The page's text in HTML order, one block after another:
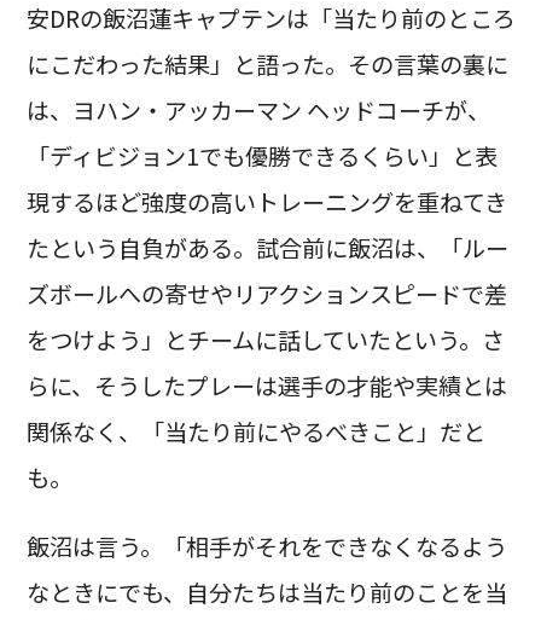
安DRの飯沼蓮キャプテンは「当たり前のところ
にこだわった結果」と語った。その言葉の裏に
は、ヨハン・アッカーマン ヘッドコーチが、
「ディビジョン1でも優勝できるくらい」と表
現するほど強度の高いトレーニングを重ねてき
たという自負がある。試合前に飯沼は、「ルー
ズボールへの寄せやリアクションスピードで差
をつけよう」とチームに話していたという。さ
らに、そうしたプレーは選手の才能や実績とは
関係なく、「当たり前にやるべきこと」だと
も。
飯沼は言う。「相手がそれをできなくなるよう
なときにでも、自分たちは当たり前のことを当